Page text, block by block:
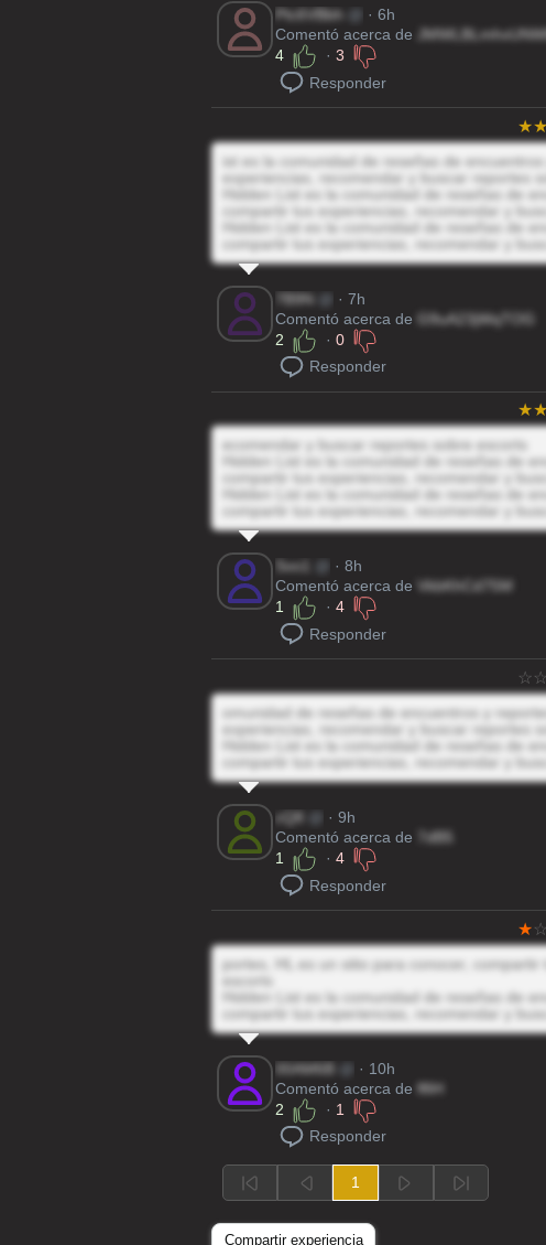
Ptc6VBbh
· 6h
Comentó acerca de
JMWLBLmhxUNW8
4
· 3
Responder
ist es la comunidad de reseñas de
experiencias, recomendar y buscar reportes
Hidden List es la comunidad de reseñas de
compartir tus experiencias, recomendar y
Hidden List es la comunidad de reseñas de
compartir tus experiencias, recomendar y
· 7h
Comentó acerca de
G9uA23jWqTOG
2
· 0
Responder
ecomendar y buscar reportes sobre escorts
Hidden List es la comunidad de reseñas de
compartir tus experiencias, recomendar y
Hidden List es la comunidad de reseñas de
compartir tus experiencias, recomendar y
Svo1
· 8h
Comentó acerca de
VkbKhCd75M
1
· 4
Responder
omunidad de reseñas de encuentros y
experiencias, recomendar y buscar reportes
Hidden List es la comunidad de reseñas de
compartir tus experiencias, recomendar y
· 9h
Comentó acerca de
7dB5
1
· 4
Responder
portes, HL es un sitio para conocer,
escorts
Hidden List es la comunidad de reseñas de
compartir tus experiencias, recomendar y
00AM6B
· 10h
Comentó acerca de flfiH
2
· 1
Responder
1